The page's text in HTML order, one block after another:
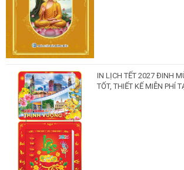
IN LỊCH TẾT 2027 ĐINH
TỐT, THIẾT KẾ MIỄN PHÍ